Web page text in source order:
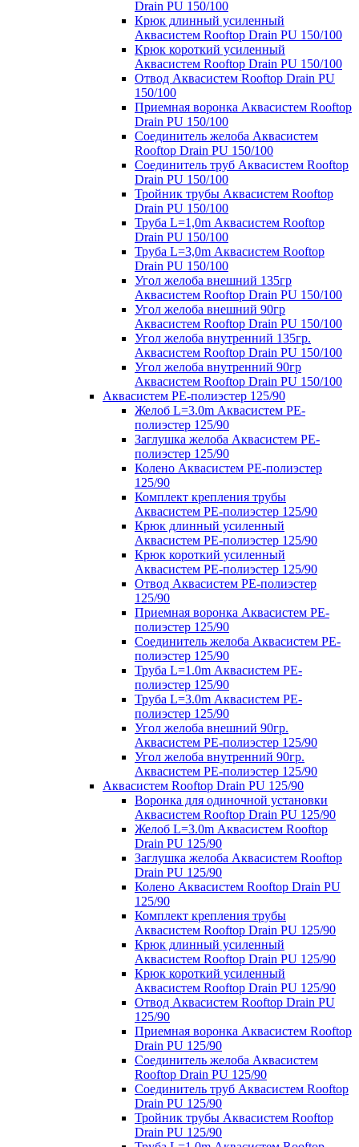
Drain PU 150/100
Крюк длинный усиленный
Аквасистем Rooftop Drain PU 150/100
Крюк короткий усиленный
Аквасистем Rooftop Drain PU 150/100
Отвод Аквасистем Rooftop Drain PU
150/100
Приемная воронка Аквасистем Rooftop
Drain PU 150/100
Соединитель желоба Аквасистем
Rooftop Drain PU 150/100
Соединитель труб Аквасистем Rooftop
Drain PU 150/100
Тройник трубы Аквасистем Rooftop
Drain PU 150/100
Труба L=1,0m Аквасистем Rooftop
Drain PU 150/100
Труба L=3,0m Аквасистем Rooftop
Drain PU 150/100
Угол желоба внешний 135гр
Аквасистем Rooftop Drain PU 150/100
Угол желоба внешний 90гр
Аквасистем Rooftop Drain PU 150/100
Угол желоба внутренний 135гр.
Аквасистем Rooftop Drain PU 150/100
Угол желоба внутренний 90гр
Аквасистем Rooftop Drain PU 150/100
Аквасистем PE-полиэстер 125/90
Желоб L=3.0m Аквасистем PE-
полиэстер 125/90
Заглушка желоба Аквасистем PE-
полиэстер 125/90
Колено Аквасистем PE-полиэстер
125/90
Комплект крепления трубы
Аквасистем PE-полиэстер 125/90
Крюк длинный усиленный
Аквасистем PE-полиэстер 125/90
Крюк короткий усиленный
Аквасистем PE-полиэстер 125/90
Отвод Аквасистем РЕ-полиэстер
125/90
Приемная воронка Аквасистем PE-
полиэстер 125/90
Соединитель желоба Аквасистем PE-
полиэстер 125/90
Труба L=1.0m Аквасистем PE-
полиэстер 125/90
Труба L=3.0m Аквасистем PE-
полиэстер 125/90
Угол желоба внешний 90гр.
Аквасистем PE-полиэстер 125/90
Угол желоба внутренний 90гр.
Аквасистем PE-полиэстер 125/90
Аквасистем Rooftop Drain PU 125/90
Воронка для одиночной установки
Аквасистем Rooftop Drain PU 125/90
Желоб L=3.0m Аквасистем Rooftop
Drain PU 125/90
Заглушка желоба Аквасистем Rooftop
Drain PU 125/90
Колено Аквасистем Rooftop Drain PU
125/90
Комплект крепления трубы
Аквасистем Rooftop Drain PU 125/90
Крюк длинный усиленный
Аквасистем Rooftop Drain PU 125/90
Крюк короткий усиленный
Аквасистем Rooftop Drain PU 125/90
Отвод Аквасистем Rooftop Drain PU
125/90
Приемная воронка Аквасистем Rooftop
Drain PU 125/90
Соединитель желоба Аквасистем
Rooftop Drain PU 125/90
Соединитель труб Аквасистем Rooftop
Drain PU 125/90
Тройник трубы Аквасистем Rooftop
Drain PU 125/90